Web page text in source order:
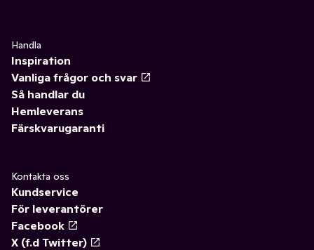
Handla
Inspiration
Vanliga frågor och svar
Så handlar du
Hemleverans
Färskvarugaranti
Kontakta oss
Kundservice
För leverantörer
Facebook
X (f.d Twitter)